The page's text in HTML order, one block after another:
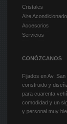
Cristales
Aire Acondicionado
Accesorios
Servicios
CONÓZCANOS
Fijados en Av.
construido y
para cuarenta
comodidad y un
y personal muy